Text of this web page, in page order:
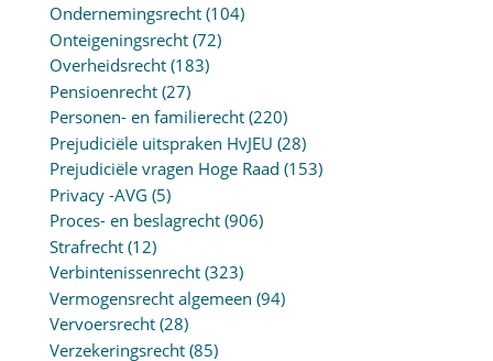
Ondernemingsrecht(104)
Onteigeningsrecht(72)
Overheidsrecht(183)
Pensioenrecht(27)
Personen- en familierecht(220)
Prejudiciële uitspraken HvJEU (28)
Prejudiciële vragen Hoge Raad (153)
Privacy -AVG (5)
Proces- en beslagrecht(906)
Strafrecht(12)
Verbintenissenrecht(323)
Vermogensrecht algemeen (94)
Vervoersrecht(28)
Verzekeringsrecht(85)